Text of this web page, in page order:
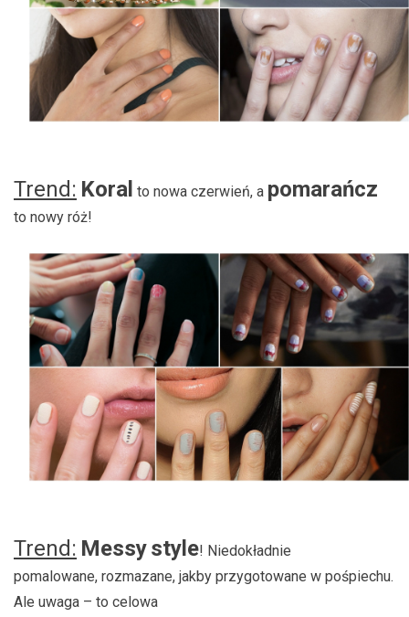
Trend: Koral to nowa czerwień, a pomarańcz
to nowy róż!
Trend: Messystyle! Niedokładnie
pomalowane, rozmazane, jakby przygotowane w pośpiechu.
Ale uwaga – to celowa